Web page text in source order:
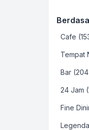
Cafe
Tempat
Bar
24 Jam
Fine